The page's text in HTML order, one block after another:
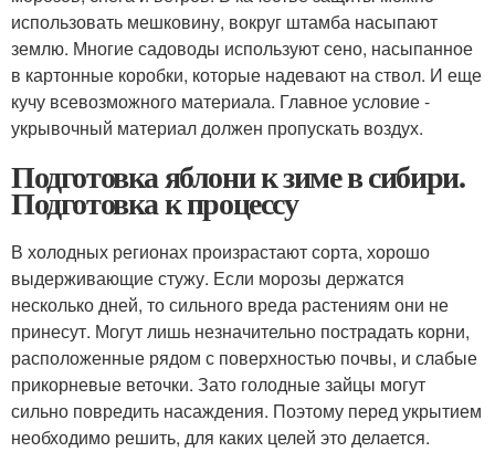
использовать мешковину, вокруг штамба насыпают
землю. Многие садоводы используют сено, насыпанное
в картонные коробки, которые надевают на ствол. И еще
кучу всевозможного материала. Главное условие -
укрывочный материал должен пропускать воздух.
Подготовка яблони к зиме в сибири.
Подготовка к процессу
В холодных регионах произрастают сорта, хорошо
выдерживающие стужу. Если морозы держатся
несколько дней, то сильного вреда растениям они не
принесут. Могут лишь незначительно пострадать корни,
расположенные рядом с поверхностью почвы, и слабые
прикорневые веточки. Зато голодные зайцы могут
сильно повредить насаждения. Поэтому перед укрытием
необходимо решить, для каких целей это делается.